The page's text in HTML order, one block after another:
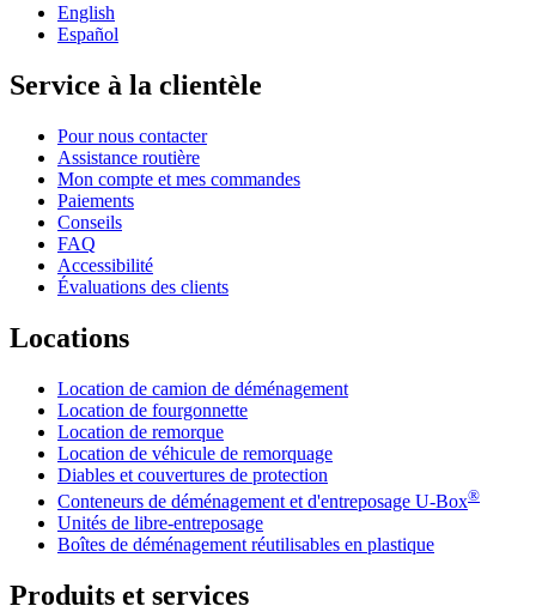
English
Español
Service à la clientèle
Pour nous contacter
Assistance routière
Mon compte et mes commandes
Paiements
Conseils
FAQ
Accessibilité
Évaluations des clients
Locations
Location de camion de déménagement
Location de fourgonnette
Location de remorque
Location de véhicule de remorquage
Diables et couvertures de protection
Conteneurs de déménagement et d'entreposage U-Box®
Unités de libre-entreposage
Boîtes de déménagement réutilisables en plastique
Produits et services